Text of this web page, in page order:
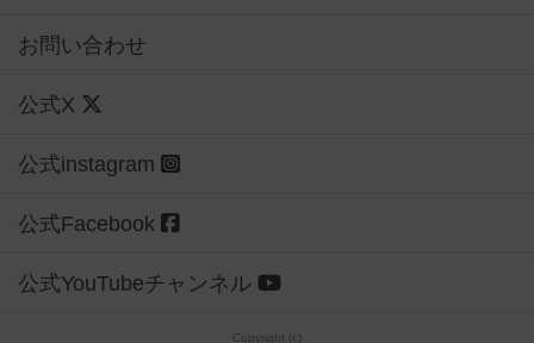
お問い合わせ
公式X
公式instagram
公式Facebook
公式YouTubeチャンネル
Copyright (c)